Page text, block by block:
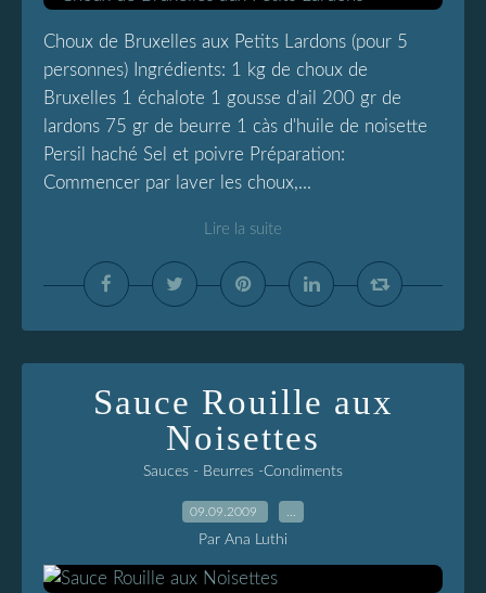
Choux de Bruxelles aux Petits Lardons (pour 5
personnes) Ingrédients: 1 kg de choux de
Bruxelles 1 échalote 1 gousse d'ail 200 gr de
lardons 75 gr de beurre 1 càs d'huile de noisette
Persil haché Sel et poivre Préparation:
Commencer par laver les choux,...
Lire la suite
Sauce Rouille aux
Noisettes
Sauces - Beurres -Condiments
09.09.2009
Par Ana Luthi